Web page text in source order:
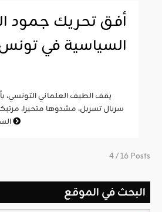
أفق تحريك جمود
السياسية في
يقف الطيف العلماني التونسي،
سربال تسربل، مشدوها متحيرا،
4 / 16 Posts
البحث في الموقع